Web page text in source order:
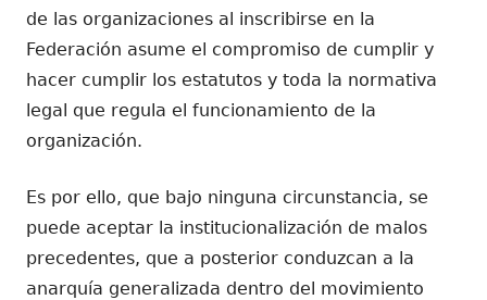
de las organizaciones al inscribirse en la
Federación asume el compromiso de cumplir y
hacer cumplir los estatutos y toda la normativa
legal que regula el funcionamiento de la
organización.
Es por ello, que bajo ninguna circunstancia, se
puede aceptar la institucionalización de malos
precedentes, que a posterior conduzcan a la
anarquía generalizada dentro del movimiento